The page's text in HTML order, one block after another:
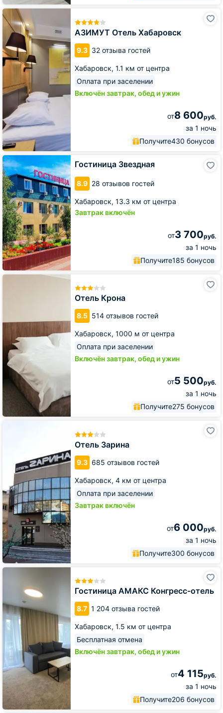
АЗИМУТ Отель Хабаровск
9.3 32 отзыва гостей
Хабаровск, 1.1 км от центра
Оплата при заселении
Включён завтрак, обед и ужин
от8 600руб.
за 1 ночь
Получите430 бонусов
АЗИМУТ
Отель
Хабаровск
Гостиница Звездная
8.9 28 отзывов гостей
Хабаровск, 13.3 км от центра
Завтрак включён
от3 700руб.
за 1 ночь
Получите185 бонусов
Гостиница
Звездная
Отель Крона
8.5 514 отзывов гостей
Хабаровск, 1000 м от центра
Оплата при заселении
Включён завтрак, обед и ужин
от5 500руб.
за 1 ночь
Получите275 бонусов
Отель
Отель Зарина
9.3 685 отзывов гостей
Хабаровск, 4 км от центра
Оплата при заселении
Завтрак включён
от6 000руб.
за 1 ночь
Получите300 бонусов
Гостиница АМАКС Конгресс-отель
8.7 1 204 отзыва гостей
Хабаровск, 1.5 км от центра
Бесплатная отмена
Включён завтрак, обед и ужин
от4 115руб.
за 1 ночь
Получите206 бонусов
Гостиница
Конгресс-